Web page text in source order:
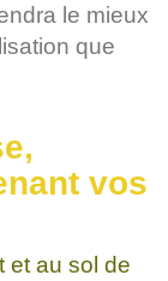
le mieux
que
vos
et au sol de